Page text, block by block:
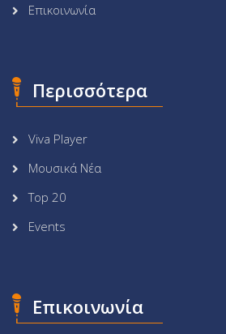
Επικοινωνία
Περισσότερα
Viva Player
Μουσικά Νέα
Top 20
Events
Επικοινωνία